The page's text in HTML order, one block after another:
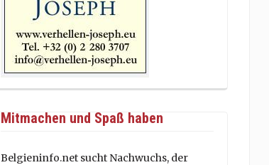
Mitmachen und Spaß haben
Belgieninfo.net sucht Nachwuchs, der